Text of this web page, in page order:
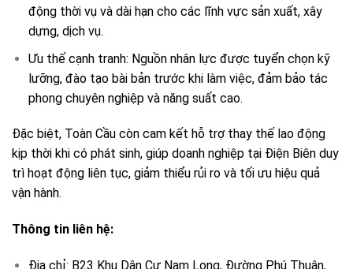
động thời vụ và dài hạn cho các lĩnh vực sản xuất, xây
dựng, dịch vụ.
Ưu thế cạnh tranh: Nguồn nhân lực được tuyển chọn kỹ
lưỡng, đào tạo bài bản trước khi làm việc, đảm bảo tác
phong chuyên nghiệp và năng suất cao.
Đặc biệt, Toàn Cầu còn cam kết hỗ trợ thay thế lao động
kịp thời khi có phát sinh, giúp doanh nghiệp tại Điện Biên duy
trì hoạt động liên tục, giảm thiểu rủi ro và tối ưu hiệu quả
vận hành.
Thông tin liên hệ:
Địa chỉ: B23 Khu Dân Cư Nam Long, Đường Phú Thuận,